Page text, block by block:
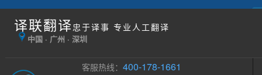
译联翻译 忠于译事 专业人工翻译
中国 · 广州 · 深圳
客服热线：400-178-1661